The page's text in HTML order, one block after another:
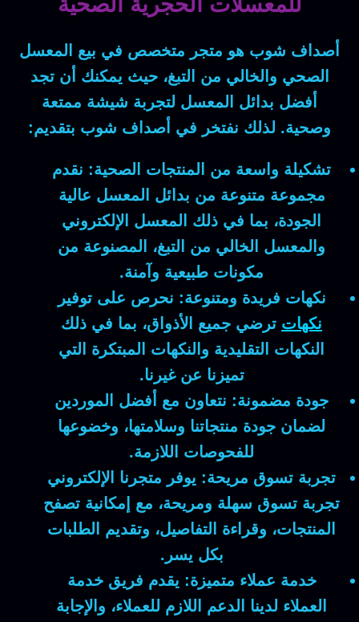
أصداف شوب هو متجر متخصص في بيع المعسل
الصحي والخالي من التبغ، حيث يمكنك أن تجد
أفضل بدائل المعسل لتجربة شيشة ممتعة
وصحية. لذلك نفتخر في أصداف شوب بتقديم:
تشكيلة واسعة من المنتجات الصحية: نقدم
مجموعة متنوعة من بدائل المعسل عالية
الجودة، بما في ذلك المعسل الإلكتروني
والمعسل الخالي من التبغ، المصنوعة من
مكونات طبيعية وآمنة.
نكهات فريدة ومتنوعة: نحرص على توفير
نكهات ترضي جميع الأذواق، بما في ذلك
النكهات التقليدية والنكهات المبتكرة التي
تميزنا عن غيرنا.
جودة مضمونة: نتعاون مع أفضل الموردين
لضمان جودة منتجاتنا وسلامتها، وخضوعها
للفحوصات اللازمة.
تجربة تسوق مريحة: يوفر متجرنا الإلكتروني
تجربة تسوق سهلة ومريحة، مع إمكانية تصفح
المنتجات، وقراءة التفاصيل، وتقديم الطلبات
بكل يسر.
خدمة عملاء متميزة: يقدم فريق خدمة
العملاء لدينا الدعم اللازم للعملاء، والإجابة